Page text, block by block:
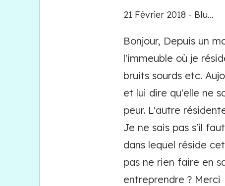
21 Février 2018 - Blu...
Bonjour, Depuis un
l'immeuble où je
bruits sourds etc.
et lui dire qu'elle ne
peur. L'autre
Je ne sais pas s'il
dans lequel réside
pas ne rien faire en
entreprendre ? Merci